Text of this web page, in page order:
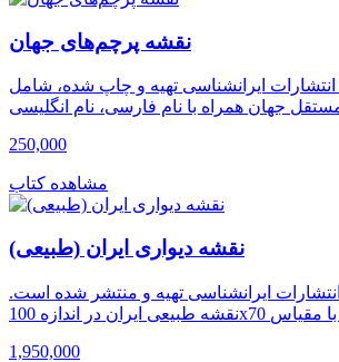
نقشه پرچم‌های جهان
ایرانشناسی تهیه و چاپ شده، شامل
250,000
مشاهده کتاب
نقشه دیواری ایران (طبیعی)
ایرانشناسی تهیه و منتشر شده است.
1,950,000